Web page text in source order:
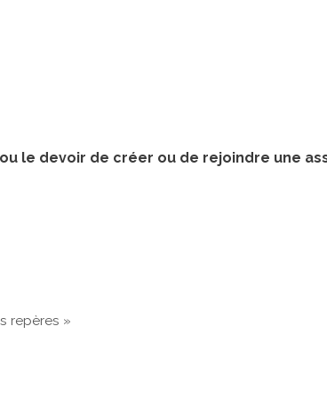
le devoir de créer ou de rejoindre une
repères »